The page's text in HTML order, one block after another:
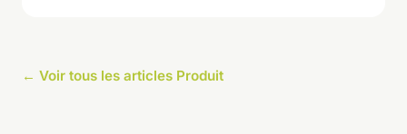
← Voir tous les articles Produit